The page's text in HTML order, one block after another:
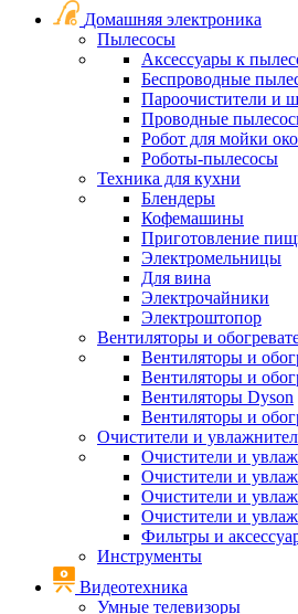
Домашняя электроника
Пылесосы
Аксессуары к
Беспроводные
Пароочистители и
Проводные
Робот для мойки
Роботы-пылесосы
Техника для кухни
Блендеры
Кофемашины
Приготовление
Электромельницы
Для вина
Электрочайники
Электроштопор
Вентиляторы и
Вентиляторы и
Вентиляторы и
Вентиляторы Dyson
Вентиляторы и
Очистители и
Очистители и
Очистители и
Очистители и
Очистители и
Фильтры и
Инструменты
Видеотехника
Умные телевизоры